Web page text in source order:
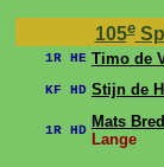
105e
1R HE Timo de
KF HD Stijn de
1R HD Mats
Lange